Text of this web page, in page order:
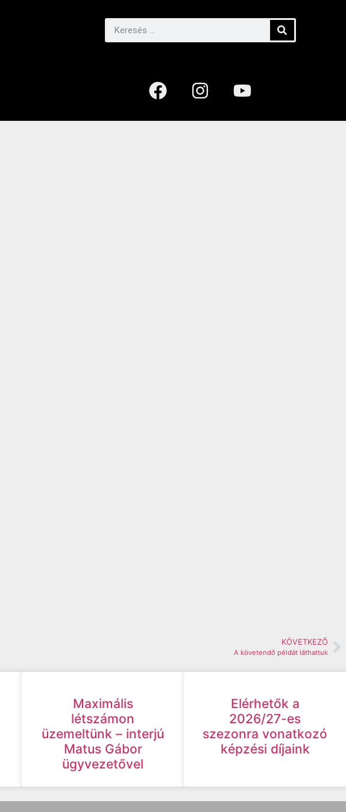
KÖVETKEZŐ
A követendő példát láthattuk
Maximális
létszámon
üzemeltünk – interjú
Matus Gábor
ügyvezetővel
Elérhetők a
2026/27-es
szezonra vonatkozó
képzési díjaink